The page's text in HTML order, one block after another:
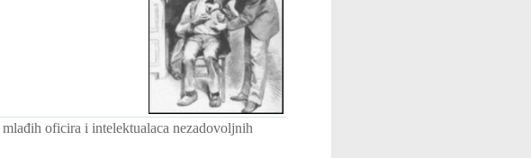
oficira i intelektualaca nezadovoljnih